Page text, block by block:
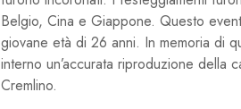
Belgio, Cina e Giappone. Questo
giovane età di 26 anni. In memoria di
interno un’accurata riproduzione della
Cremlino.